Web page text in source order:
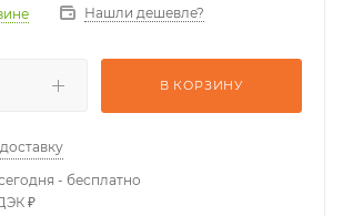
Нашли дешевле?
В КОРЗИНУ
- бесплатно
₽